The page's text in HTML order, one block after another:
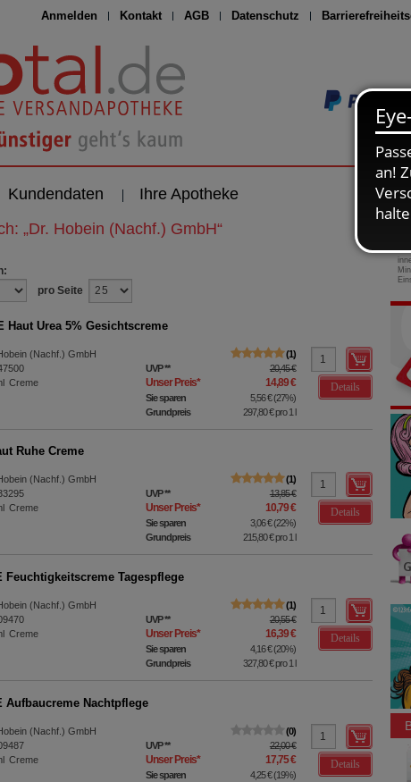
Anmelden Kontakt AGB Datenschutz
Kundendaten Ihre Apotheke
„Dr. Hobein (Nachf.) GmbH“
pro Seite
Haut Urea 5% Gesichtscreme
(Nachf.) GmbH
Creme
1
UVP** 20,45 €
Unser Preis* 14,89 €
Sie sparen 5,56 €(27%)
Grundpreis
297,80 €pro 1 l
Details
Ruhe Creme
(Nachf.) GmbH
Creme
1
UVP** 13,85 €
Unser Preis* 10,79 €
Sie sparen 3,06 €(22%)
Grundpreis
215,80 €pro 1 l
Details
Feuchtigkeitscreme Tagespflege
(Nachf.) GmbH
Creme
1
UVP** 20,55 €
Unser Preis* 16,39 €
Sie sparen 4,16 €(20%)
Grundpreis
327,80 €pro 1 l
Details
Aufbaucreme Nachtpflege
(Nachf.) GmbH
Creme
0
UVP** 22,00 €
Unser Preis* 17,75 €
Sie sparen 4,25 €(19%)
Details